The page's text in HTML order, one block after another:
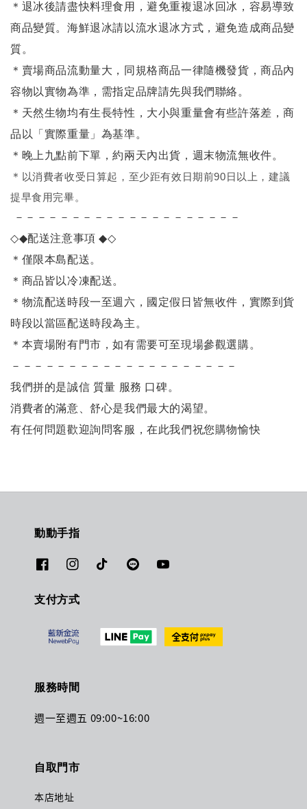
＊退冰後請盡快料理食用，避免重複退冰回冰，容易導致
商品變質。海鮮退冰請以流水退冰方式，避免造成商品變
質。
＊賣場商品流動量大，同規格商品一律隨機發貨，商品內
容物以實物為準，需指定品牌請先與我們聯絡。
＊天然生物均有生長特性，大小與重量會有些許落差，商
品以「實際重量」為基準。
＊晚上九點前下單，約兩天內出貨，週末物流無收件。
＊ 以消費者收受日算起，至少距有效日期前90日以上，建議
提早食用完畢。
－－－－－－－－－－－－－－－－－－－－
◇◆配送注意事項◆◇
＊僅限本島配送。
＊商品皆以冷凍配送。
＊物流配送時段一至週六，國定假日皆無收件，實際到貨
時段以當區配送時段為主。
＊本賣場附有門市，如有需要可至現場參觀選購。
－－－－－－－－－－－－－－－－－－－－
我們拼的是誠信 質量 服務 口碑。
消費者的滿意、舒心是我們最大的渴望。
有任何問題歡迎詢問客服，在此我們祝您購物愉快
動動手指
支付方式
服務時間
週一至週五 09:00~16:00
自取門市
本店地址